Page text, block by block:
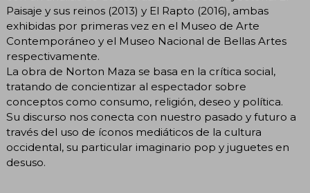
Paisaje y sus reinos (2013) y El Rapto (2016), ambas
exhibidas por primeras vez en el Museo de Arte
Contemporáneo y el Museo Nacional de Bellas Artes
respectivamente.
La obra de Norton Maza se basa en la crítica social,
tratando de concientizar al espectador sobre
conceptos como consumo, religión, deseo y política.
Su discurso nos conecta con nuestro pasado y futuro a
través del uso de íconos mediáticos de la cultura
occidental, su particular imaginario pop y juguetes en
desuso.